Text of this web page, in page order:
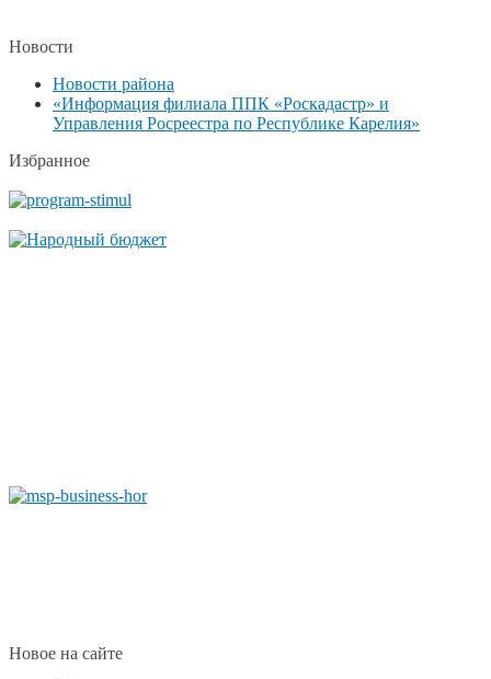
Новости
Новости района
«Информация филиала ППК «Роскадастр» и
Управления Росреестра по Республике Карелия»
Избранное
Новое на сайте